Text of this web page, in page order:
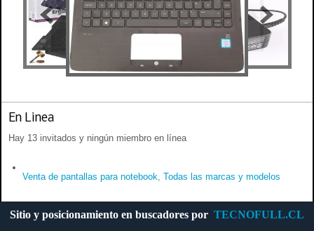
En Linea
Hay 13 invitados y ningún miembro en línea
Venta de pantallas para notebook, Todas las marcas y modelos
Sitio y posicionamiento en buscadores por TECNOFULL.CL